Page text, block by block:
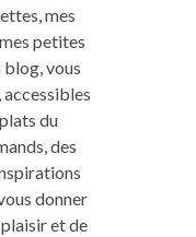
mes
petites
blog, vous
du
des
donner
et de